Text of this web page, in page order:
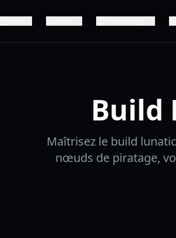
Build
Maîtrisez le build
nœuds de piratage,